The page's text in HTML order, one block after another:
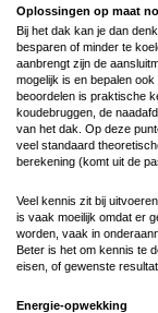
Oplossingen op maat
Bij het dak kan je dan
besparen of minder te
aanbrengt zijn de
mogelijk is en bepalen
beoordelen is praktische
koudebruggen, de
van het dak. Op deze
veel standaard
berekening (komt uit de
Veel kennis zit bij
is vaak moeilijk omdat er
worden, vaak in
Beter is het om kennis te
eisen, of gewenste
Energie-opwekking